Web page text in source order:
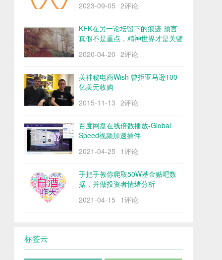
2023-09-05 2评论
KFK在另一论坛留下的痕迹 预言
真假不是重点，精神世界才是关键
2020-04-20 2评论
美神秘电商Wish 曾拒亚马逊100
亿美元收购
2015-11-13 2评论
百度网盘在线倍数播放-Global
Speed视频加速插件
2021-04-25 1评论
手把手教你爬取50W基金贴吧数
据，并做投资者情绪分析
2021-04-15 1评论
标签云